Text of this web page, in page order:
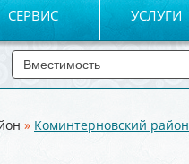
СЕРВИС УСЛУГИ
» Коминтерновский район